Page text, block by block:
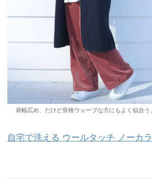
肩幅広め、だけど骨格ウェーブな方にもよく似合う
自宅で洗える ウールタッチ ノーカ